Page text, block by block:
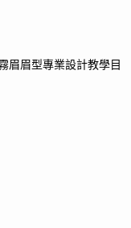
眉眉型專業設計教學目